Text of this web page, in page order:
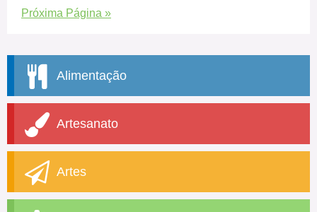
Próxima Página »
Alimentação
Artesanato
Artes